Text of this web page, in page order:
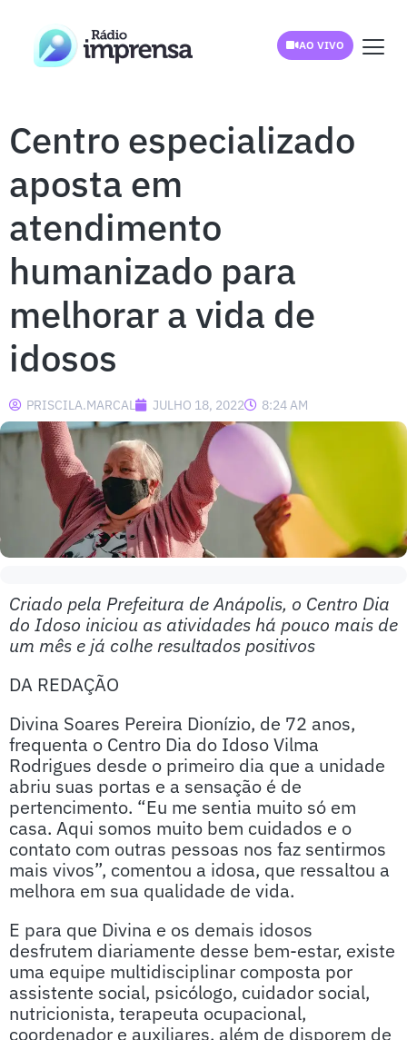
AO VIVO
Centro especializado
aposta em
atendimento
humanizado para
melhorar a vida de
idosos
PRISCILA.MARCAL JULHO 18, 2022 8:24 AM
Criado pela Prefeitura de Anápolis, o Centro Dia
do Idoso iniciou as atividades há pouco mais de
um mês e já colhe resultados positivos
DA REDAÇÃO
Divina Soares Pereira Dionízio, de 72 anos,
frequenta o Centro Dia do Idoso Vilma
Rodrigues desde o primeiro dia que a unidade
abriu suas portas e a sensação é de
pertencimento. “Eu me sentia muito só em
casa. Aqui somos muito bem cuidados e o
contato com outras pessoas nos faz sentirmos
mais vivos”, comentou a idosa, que ressaltou a
melhora em sua qualidade de vida.
E para que Divina e os demais idosos
desfrutem diariamente desse bem-estar, existe
uma equipe multidisciplinar composta por
assistente social, psicólogo, cuidador social,
nutricionista, terapeuta ocupacional,
coordenador e auxiliares, além de disporem de